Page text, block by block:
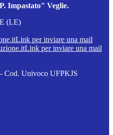
Impastato" Veglie.
(LE)
Link per inviare una mail
Link per inviare una mail
Cod. Univoco UFPKJS